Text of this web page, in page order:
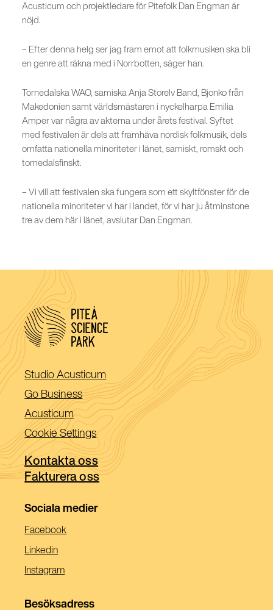
Acusticum och projektledare för Pitefolk Dan Engman är
nöjd.
– Efter denna helg ser jag fram emot att folk­musiken ska bli
en genre att räkna med i Norrbotten, säger han.
Tornedalska WAO, samiska Anja Storelv Band, Bjonko från
Makedonien samt världsmästaren i nyckelharpa Emilia
Amper var några av akterna under årets festival. Syftet
med festivalen är dels att fram­häva nordisk folkmusik, dels
omfatta nationella minoriteter i länet, samiskt, romskt och
tornedalsfinskt.
– Vi vill att festivalen ska fungera som ett skyltfönster för de
nationella minoriteter vi har i landet, för vi har ju åtminstone
tre av dem här i länet, avslutar Dan Engman.
Studio Acusticum (Öppnas
i
ett
nytt
fönster)
Go Business(Öppnas
i
ett
nytt
fönster)
Acusticum(Öppnas
i
ett
nytt
fönster)
Cookie Settings
Kontakta oss
Fakturera oss
Sociala medier
Facebook(Öppnas
Linkedin(Öppnas
Nytt
Instagram(Öppnas
Ett
Besöksadress